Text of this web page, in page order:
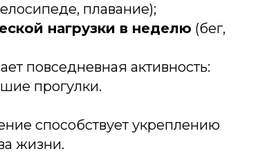
плавание);
нагрузки в неделю (бег,
повседневная активность:
прогулки.
способствует укреплению
жизни.